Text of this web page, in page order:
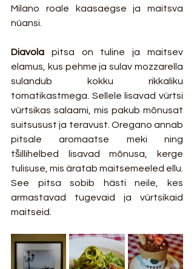
Milano roale kaasaegse ja maitsva
nüansi.
Diavola pitsa on tuline ja maitsev
elamus, kus pehme ja sulav mozzarella
sulandub kokku rikkaliku
tomatikastmega. Sellele lisavad vürtsi
vürtsikas salaami, mis pakub mõnusat
suitsusust ja teravust. Oregano annab
pitsale aromaatse meki ning
tšillihelbed lisavad mõnusa, kerge
tulisuse, mis äratab maitsemeeled ellu.
See pitsa sobib hästi neile, kes
armastavad tugevaid ja vürtsikaid
maitseid.